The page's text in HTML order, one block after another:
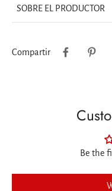
SOBRE EL PRODUCTOR
Compartir
Be the